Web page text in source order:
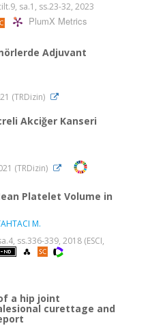
sa.1, ss.23-32, 2023
PlumX Metrics
Adjuvant
(TRDizin)
Akciğer Kanseri
(TRDizin)
Platelet Volume in
M.
ss.336-339, 2018 (ESCI,
a hip joint
curettage and